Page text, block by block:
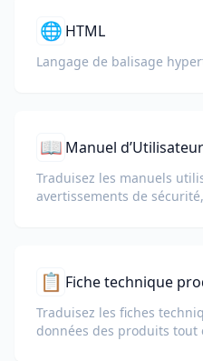
🌐 HTML
Langage de balisage
📖 Manuel d’Utilisateur
Traduisez les manuels
avertissements de
📋 Fiche technique
Traduisez les fiches
données des produits tout